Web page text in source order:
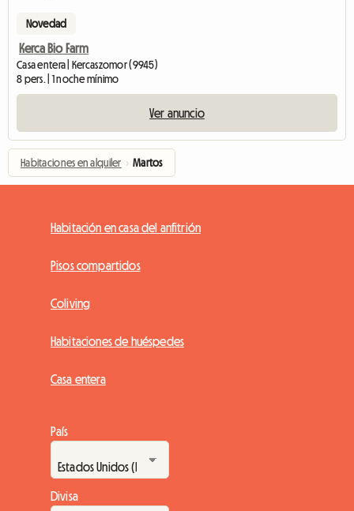
Novedad
Kerca Bio Farm
Casa entera | Kercaszomor (9945)
8 pers. | 1 noche mínimo
Ver anuncio
Habitaciones en alquiler › Martos
Habitación en casa del anfitrión
Pisos compartidos
Coliving
Habitaciones de huéspedes
Casa entera
País
Divisa